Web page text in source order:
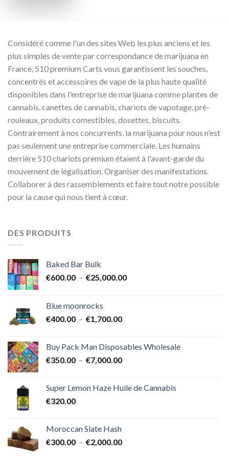
Considéré comme l'un des sites Web les plus anciens et les
plus simples de vente par correspondance de marijuana en
France, 510 premium Carts vous garantissent les souches,
concentrés et accessoires de vape de la plus haute qualité
disponibles dans l'entreprise de marijuana comme plantes de
cannabis, canettes de cannabis, chariots de vapotage, pré-
rouleaux, produits comestibles, dosettes, biscuits.
Contrairement à nos concurrents, la marijuana pour nous n'est
pas seulement une entreprise commerciale. Les humains
derrière 510 chariots premium étaient à l'avant-garde du
mouvement de légalisation. Organiser des manifestations.
Collaborer à des rassemblements et faire tout notre possible
pour la cause qui nous tient à cœur.
DES PRODUITS
Baked Bar Bulk
€600.00 – €25,000.00Plage
Blue moonrocks
€400.00 – €1,700.00Plage
€400.00
à
Buy Pack Man Disposables Wholesale
€350.00 – €7,000.00Plage
€350.00
Super Lemon Haze Huile de Cannabis
€320.00
Moroccan Slate Hash
€300.00 – €2,000.00Plage